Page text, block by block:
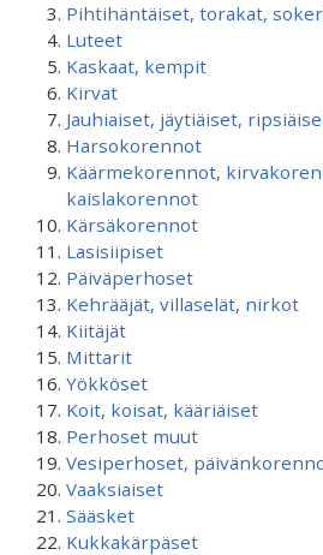
Pihtihäntäiset, torakat,
Luteet
Kaskaat, kempit
Kirvat
Jauhiaiset, jäytiäiset,
Harsokorennot
Käärmekorennot,
kaislakorennot
Kärsäkorennot
Lasisiipiset
Päiväperhoset
Kehrääjät, villaselät, nirkot
Kiitäjät
Mittarit
Yökköset
Koit, koisat, kääriäiset
Perhoset muut
Vesiperhoset,
Vaaksiaiset
Sääsket
Kukkakärpäset